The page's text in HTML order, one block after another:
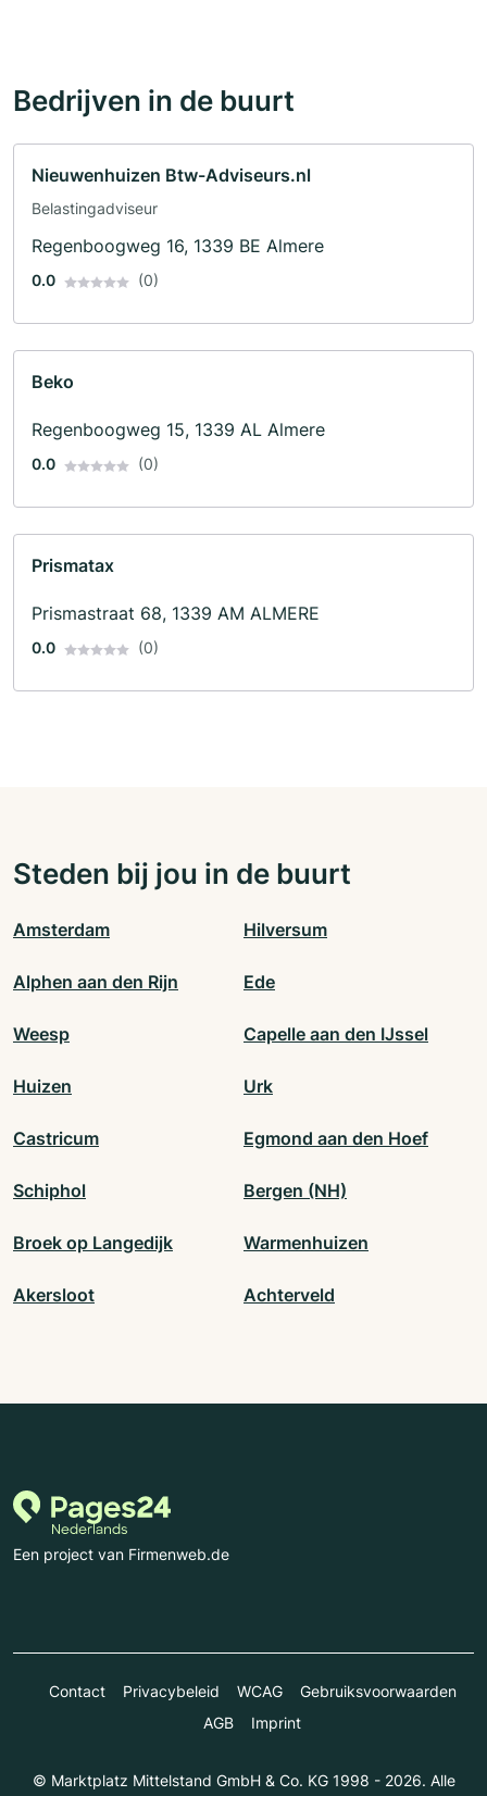
Bedrijven in de buurt
Nieuwenhuizen Btw-Adviseurs.nl
Belastingadviseur
Regenboogweg 16, 1339 BE Almere
0.0 (0)
Beko
Regenboogweg 15, 1339 AL Almere
0.0 (0)
Prismatax
Prismastraat 68, 1339 AM ALMERE
0.0 (0)
Steden bij jou in de buurt
Amsterdam Hilversum
Alphen aan den Rijn Ede
Weesp Capelle aan den IJssel
Huizen Urk
Castricum Egmond aan den Hoef
Schiphol Bergen (NH)
Broek op Langedijk Warmenhuizen
Akersloot Achterveld
Een project van Firmenweb.de
Contact Privacybeleid WCAG
Gebruiksvoorwaarden
AGB
Imprint
© Marktplatz Mittelstand GmbH & Co. KG 1998 - 2026. Alle